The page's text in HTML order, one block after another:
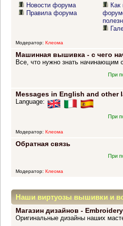
Новости форума
Правила форума
Как
Модератор: Клеома
Машинная вышивка - с чего
Все, что нужно знать начинающим
При
Messages in English and other
Language:
При
Модератор: Клеома
Обратная связь
При
Модератор: Клеома
Наши виртуозы вышивки и
прекрасных идей
Магазин дизайнов -
Оригинальные дизайны наших